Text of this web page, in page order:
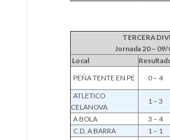
TERCERA
Jornada 20 –
Local
PEÑA TENTE EN PE
0 – 4
ATLETICO
CELANOVA
1 – 3
A BOLA
3 – 4
C.D. A BARRA
1 – 1